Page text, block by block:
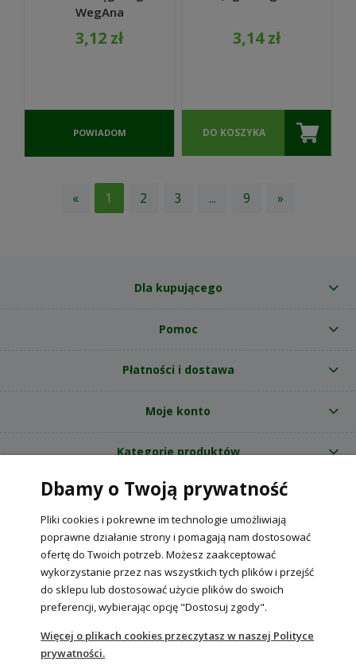
WegAna
3,12 zł
POWIADOM
DOSTĘPNOŚCI
3,14 zł
DO KOSZYKA
« 1 2 3 ... 9 »
Dla kupującego
Pomoc
Płatności i dostawa
Moje konto
Kategorie produktów
O nas
Internetowy sklep ogrodniczy z nasionami RajOgrodnika.pl
NIP: 6090037061, REGON: 260240470 | Czarnca, ul. Tęczowa 31, 29-100
POKAŻ PEŁNĄ WERSJĘ STRONY
Sklep internetowy Shoper Premium
Dbamy o Twoją prywatność
Pliki cookies i pokrewne im technologie umożliwiają
poprawne działanie strony i pomagają nam dostosować
ofertę do Twoich potrzeb. Możesz zaakceptować
wykorzystanie przez nas wszystkich tych plików i przejść
do sklepu lub dostosować użycie plików do swoich
preferencji, wybierając opcję "Dostosuj zgody".
Więcej o plikach cookies przeczytasz w naszej Polityce
prywatności.